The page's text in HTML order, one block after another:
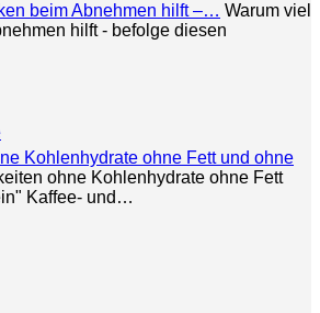
beim Abnehmen hilft –… Warum viel
hilft - befolge diesen
Kohlenhydrate ohne Fett und ohne
ohne Kohlenhydrate ohne Fett
Kaffee- und…